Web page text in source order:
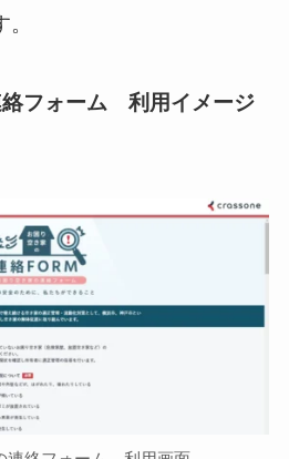
絡フォーム 利用イメージ